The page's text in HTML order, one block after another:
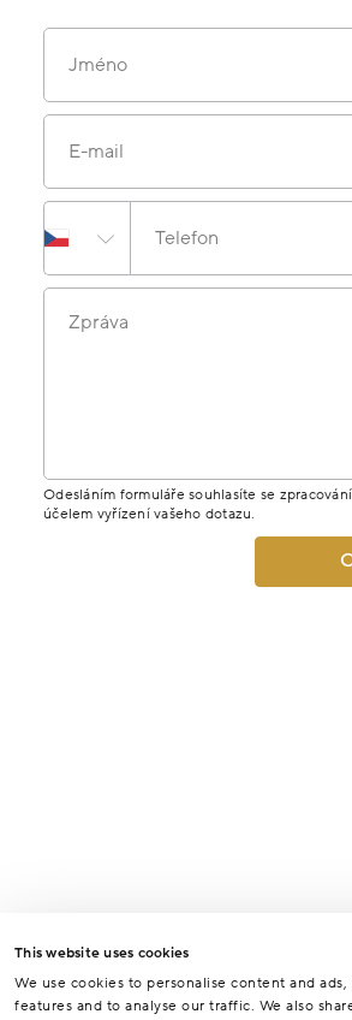
This website uses cookies
We use cookies to personalise content and
features and to analyse our traffic. We also
Jméno
E-mail
Telefon
Zpráva
Odesláním formuláře souhlasíte se
účelem vyřízení vašeho dotazu.